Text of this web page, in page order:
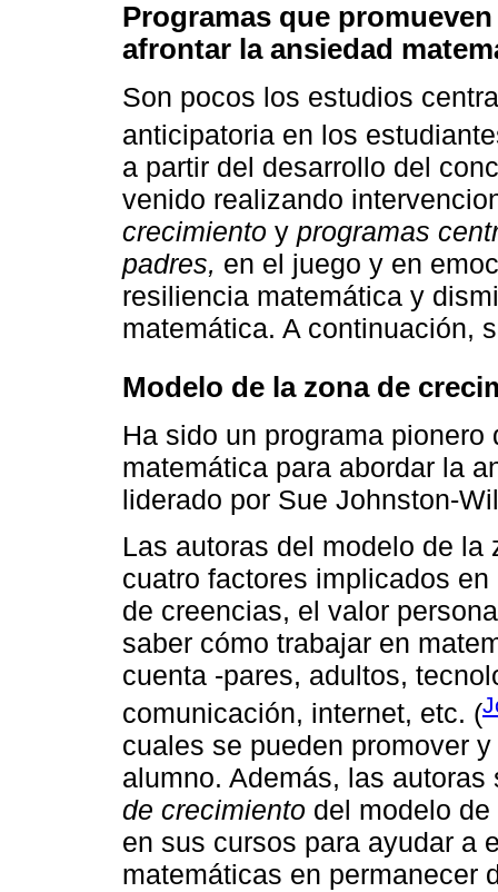
Programas que
afrontar la ansiedad
Son pocos los estudios
anticipatoria en los
a partir del desarrollo del
venido realizando
crecimiento y programas
padres, en el juego y en
resiliencia matemática y
matemática. A continuación,
Modelo de la zona de
Ha sido un programa
matemática para abordar la
liderado por Sue Johnston-
Las autoras del modelo de
cuatro factores implicados
de creencias, el valor
saber cómo trabajar en
cuenta -pares, adultos,
comunicación, internet, etc. (
cuales se pueden promover
alumno. Además, las
de crecimiento del modelo
en sus cursos para ayudar a
matemáticas en permanecer